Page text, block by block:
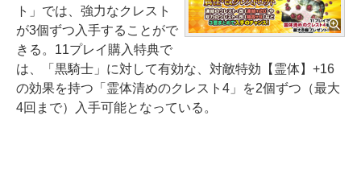
ト」では、強力なクレスト
が3個ずつ入手することがで
きる。11プレイ購入特典で
は、「黒騎士」に対して有効な、対敵特効【霊体】+16
の効果を持つ「霊体清めのクレスト4」を2個ずつ（最大
4回まで）入手可能となっている。